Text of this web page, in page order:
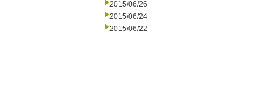
2015/06/26
2015/06/24
2015/06/22